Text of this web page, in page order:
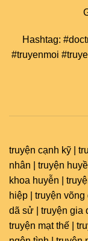
Hashtag:
#truyenmoi
truyện cạnh kỹ |
nhân | truyện
khoa huyễn |
hiệp | truyện
dã sử | truyện gia
truyện mạt thế |